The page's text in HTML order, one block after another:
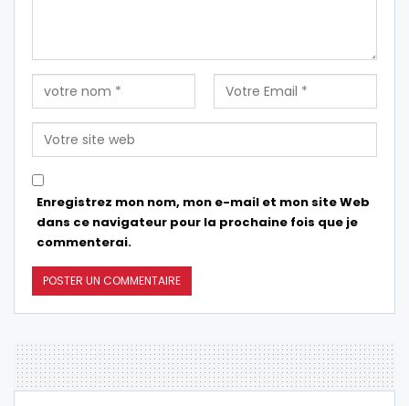
Enregistrez mon nom, mon e-mail et mon site Web
dans ce navigateur pour la prochaine fois que je
commenterai.